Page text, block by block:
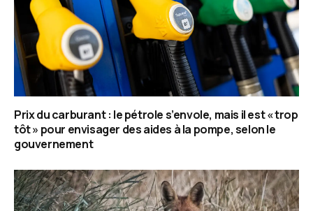
Prix du carburant : le pétrole s’envole, mais il est « trop
tôt » pour envisager des aides à la pompe, selon le
gouvernement